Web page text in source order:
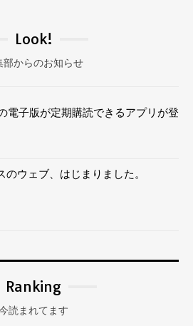
Look!
部からのお知らせ
電子版が定期購読できるアプリが登
のウェブ、はじまりました。
Ranking
読まれてます